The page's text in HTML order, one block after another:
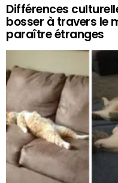
Différences
bosser à travers le
paraître étranges